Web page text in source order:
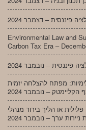
Environmental Law and
Carbon Tax Era –
מפתח להצלחה יזמית
או הליך בירור מנהלי